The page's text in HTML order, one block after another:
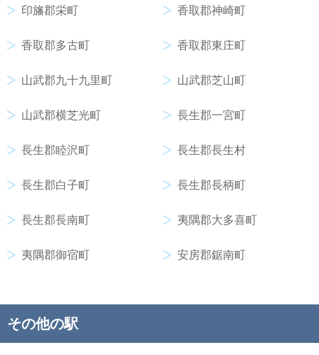
印旛郡栄町 香取郡神崎町
香取郡多古町 香取郡東庄町
山武郡九十九里町 山武郡芝山町
山武郡横芝光町 長生郡一宮町
長生郡睦沢町 長生郡長生村
長生郡白子町 長生郡長柄町
長生郡長南町 夷隅郡大多喜町
夷隅郡御宿町 安房郡鋸南町
その他の駅